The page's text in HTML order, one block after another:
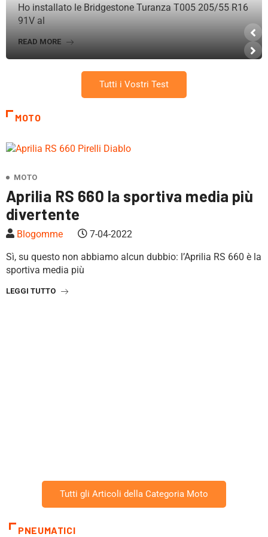
Ho installato le Bridgestone Turanza T005 205/55 R16
91V al
READ MORE
Tutti i Vostri Test
MOTO
MOTO
Aprilia RS 660 la sportiva media più
divertente
Blogomme
7-04-2022
Sì, su questo non abbiamo alcun dubbio: l’Aprilia RS 660 è la
sportiva media più
LEGGI TUTTO
Tutti gli Articoli della Categoria Moto
PNEUMATICI